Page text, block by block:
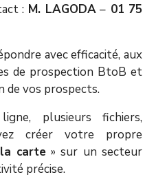
: M. LAGODA– 01 75
avec efficacité, aux
de prospection BtoB et
de vos prospects.
plusieurs fichiers,
créer votre propre
carte» sur un secteur
précise.